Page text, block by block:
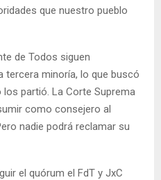
que nuestro pueblo
de Todos siguen
tercera minoría, lo que buscó
partió. La Corte Suprema
como consejero al
nadie podrá reclamar su
el quórum el FdT y JxC